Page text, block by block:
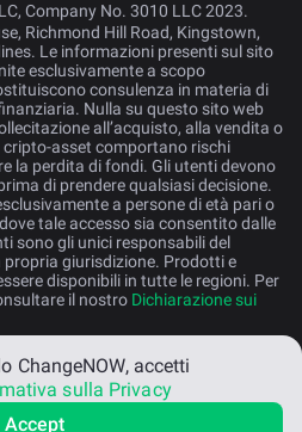
Company No. 3010 LLC 2023.
Richmond Hill Road, Kingstown,
Le informazioni presenti sul sito
esclusivamente a scopo
consulenza in materia di
Nulla su questo sito web
all’acquisto, alla vendita o
asset comportano rischi
la perdita di fondi. Gli utenti devono
di prendere qualsiasi decisione.
a persone di età pari o
tale accesso sia consentito dalle
sono gli unici responsabili del
giurisdizione. Prodotti e
disponibili in tutte le regioni. Per
il nostro Dichiarazione sui
ChangeNOW, accetti
sulla Privacy
Accept